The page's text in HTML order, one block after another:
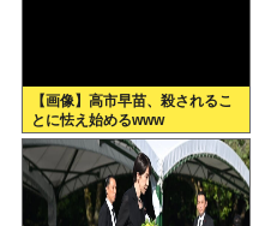
【画像】高市早苗、殺されるこ
とに怯え始めるwww